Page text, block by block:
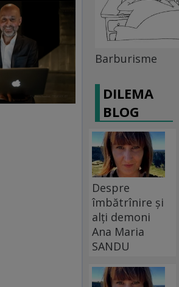
Barburisme
DILEMA
BLOG
Despre
îmbătrînire și
alți demoni
Ana Maria
SANDU